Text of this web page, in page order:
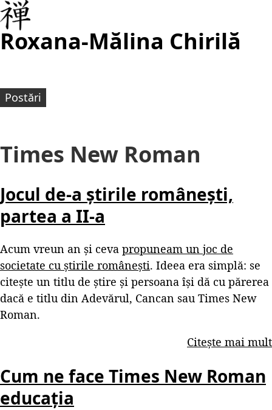
Roxana-Mălina Chirilă
Postări
Times New Roman
Jocul de-a știrile românești,
partea a II-a
Acum vreun an și ceva propuneam un joc de
societate cu știrile românești. Ideea era simplă: se
citește un titlu de știre și persoana își dă cu părerea
dacă e titlu din Adevărul, Cancan sau Times New
Roman.
Citește mai mult
Cum ne face Times New Roman
educația